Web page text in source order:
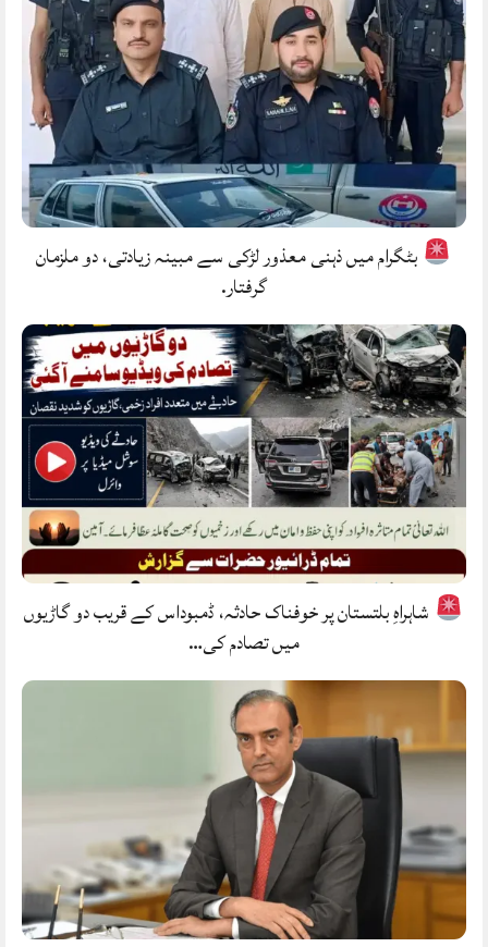
بٹگرام میں ذہنی معذور لڑکی سے مبینہ زیادتی، دو ملزمان
گرفتار.
شاہراہِ بلتستان پر خوفناک حادثہ، ڈمبوداس کے قریب دو گاڑیوں
میں تصادم کی…